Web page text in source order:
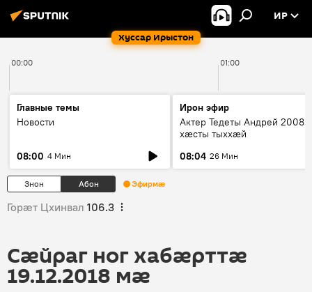
Хуссар Ирыстон
ИР
00:00 01:00
Главные темы
Новости
08:00 4 Мин
Ирон эфир
Актер Тедеты Андрей 2008
хæсты тыххæй
08:04 26 Мин
Знон Абон Эфирмæ
Горӕт Цхинвал 106.3
Сӕйраг ног хабӕрттӕ
19.12.2018 мӕ